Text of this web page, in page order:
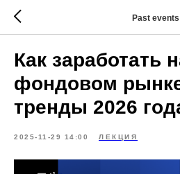
Past events
Как заработать
фондовом
тренды 2026
2025-11-29 14:00 ЛЕКЦИЯ